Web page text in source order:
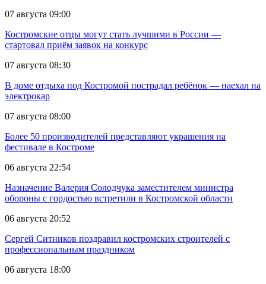
07 августа 09:00
Костромские отцы могут стать лучшими в России —
стартовал приём заявок на конкурс
07 августа 08:30
В доме отдыха под Костромой пострадал ребёнок — наехал на
электрокар
07 августа 08:00
Более 50 производителей представляют украшения на
фестивале в Костроме
06 августа 22:54
Назначение Валерия Солодчука заместителем министра
обороны с гордостью встретили в Костромской области
06 августа 20:52
Сергей Ситников поздравил костромских строителей с
профессиональным праздником
06 августа 18:00